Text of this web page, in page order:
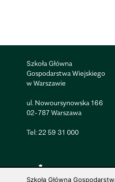
Szkoła Główna
Gospodarstwa Wiejskiego
w Warszawie
ul. Nowoursynowska 166
02-787 Warszawa
Tel: 22 59 31 000
Szkoła Główna